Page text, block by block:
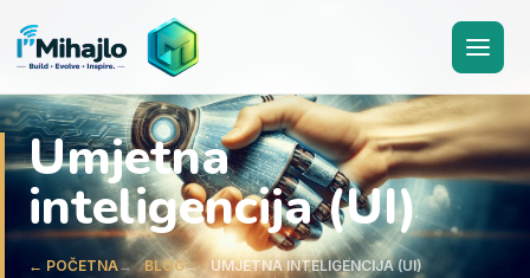
I'Mihajlo
Umjetna
inteligencija (UI)
← POČETNA BLOG UMJETNA INTELIGENCIJA (UI)